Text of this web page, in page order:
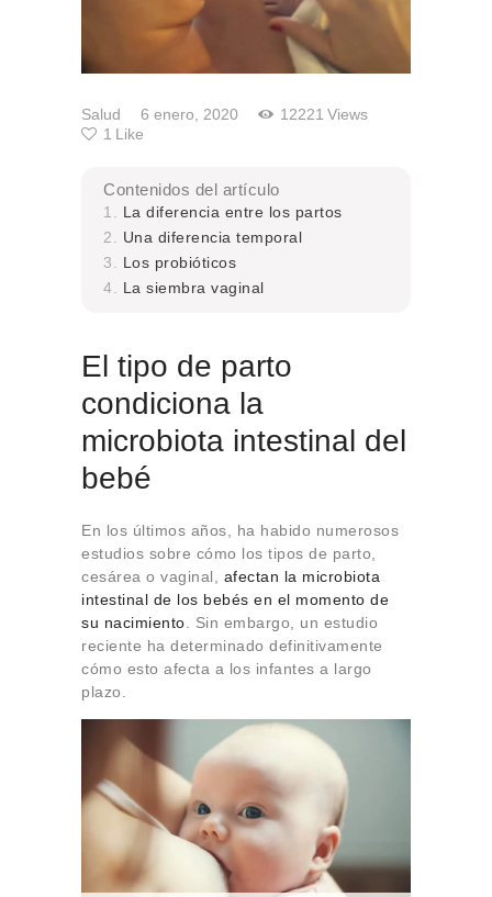
Salud 6 enero, 2020 12221 Views
1 Like
Contenidos del artículo
La diferencia entre los partos
Una diferencia temporal
Los probióticos
La siembra vaginal
El tipo de parto
condiciona la
microbiota intestinal del
bebé
En los últimos años, ha habido numerosos
estudios sobre cómo los tipos de parto,
cesárea o vaginal, afectan la microbiota
intestinal de los bebés en el momento de
su nacimiento . Sin embargo, un estudio
reciente ha determinado definitivamente
cómo esto afecta a los infantes a largo
plazo.